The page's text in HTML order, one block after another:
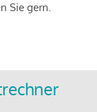
Sie gern.